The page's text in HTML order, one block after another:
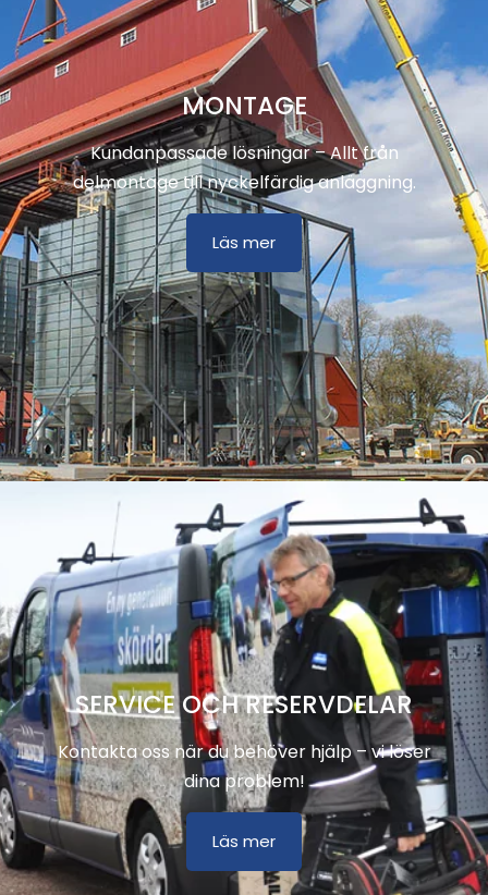
MONTAGE
Kundanpassade lösningar – Allt från
delmontage till nyckelfärdig anläggning.
Läs mer
SERVICE OCH RESERVDELAR
Kontakta oss när du behöver hjälp – vi löser
dina problem!
Läs mer